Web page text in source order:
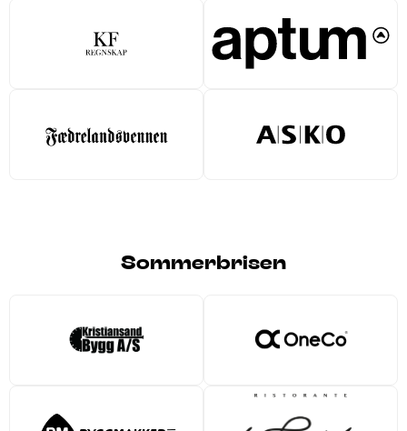
Sommerbrisen